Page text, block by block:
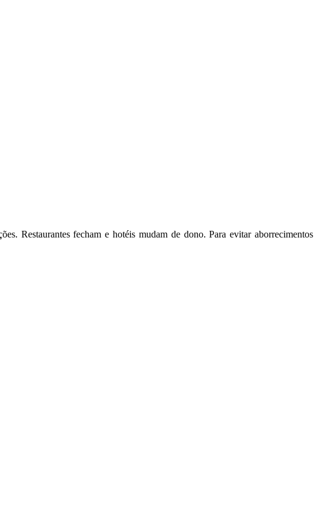
Restaurantes fecham e hotéis mudam de dono. Para evitar aborrecimentos